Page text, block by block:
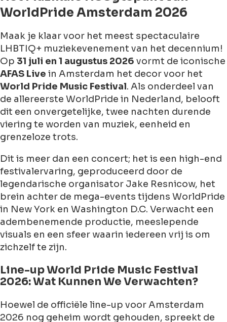
WorldPride Amsterdam 2026
Maak je klaar voor het meest spectaculaire
LHBTIQ+ muziekevenement van het decennium!
Op 31 juli en 1 augustus 2026 vormt de iconische
AFAS Live in Amsterdam het decor voor het
World Pride Music Festival. Als onderdeel van
de allereerste WorldPride in Nederland, belooft
dit een onvergetelijke, twee nachten durende
viering te worden van muziek, eenheid en
grenzeloze trots.
Dit is meer dan een concert; het is een high-end
festivalervaring, geproduceerd door de
legendarische organisator Jake Resnicow, het
brein achter de mega-events tijdens WorldPride
in New York en Washington D.C. Verwacht een
adembenemende productie, meeslepende
visuals en een sfeer waarin iedereen vrij is om
zichzelf te zijn.
Line-up World Pride Music Festival
2026: Wat Kunnen We Verwachten?
Hoewel de officiële line-up voor Amsterdam
2026 nog geheim wordt gehouden, spreekt de